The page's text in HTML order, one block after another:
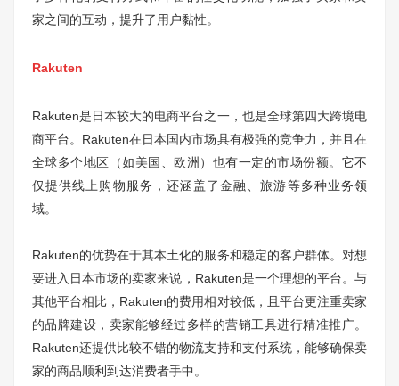
家之间的互动，提升了用户黏性。
Rakuten
Rakuten是日本较大的电商平台之一，也是全球第四大跨境电
商平台。Rakuten在日本国内市场具有极强的竞争力，并且在
全球多个地区（如美国、欧洲）也有一定的市场份额。它不
仅提供线上购物服务，还涵盖了金融、旅游等多种业务领
域。
Rakuten的优势在于其本土化的服务和稳定的客户群体。对想
要进入日本市场的卖家来说，Rakuten是一个理想的平台。与
其他平台相比，Rakuten的费用相对较低，且平台更注重卖家
的品牌建设，卖家能够经过多样的营销工具进行精准推广。
Rakuten还提供比较不错的物流支持和支付系统，能够确保卖
家的商品顺利到达消费者手中。